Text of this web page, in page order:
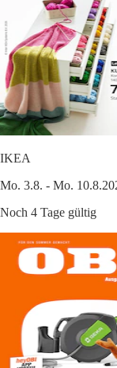
IKEA
Mo. 3.8. - Mo.
Noch 4 Tage gültig